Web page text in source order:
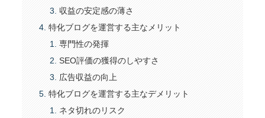
収益の安定感の薄さ
特化ブログを運営する主なメリット
専門性の発揮
SEO評価の獲得のしやすさ
広告収益の向上
特化ブログを運営する主なデメリット
ネタ切れのリスク